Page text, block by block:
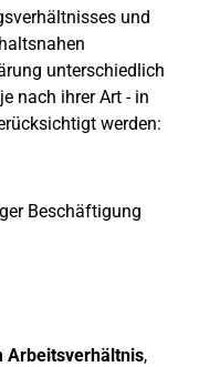
und
unterschiedlich
nach ihrer Art - in
werden:
Beschäftigung
Arbeitsverhältnis,